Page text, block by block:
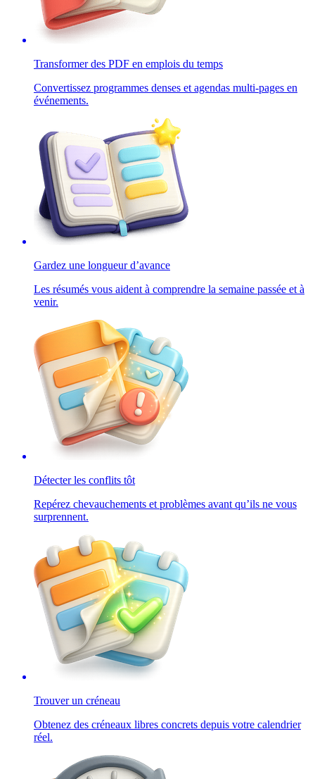
Transformer des PDF en emplois du temps
Convertissez programmes denses et agendas multi-pages en
événements.
Gardez une longueur d’avance
Les résumés vous aident à comprendre la semaine passée et à
venir.
Détecter les conflits tôt
Repérez chevauchements et problèmes avant qu’ils ne vous
surprennent.
Trouver un créneau
Obtenez des créneaux libres concrets depuis votre calendrier
réel.